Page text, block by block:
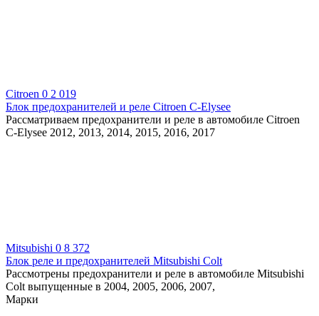
Citroen 0 2 019
Блок предохранителей и реле Citroen C-Elysee
Рассматриваем предохранители и реле в автомобиле Citroen
C-Elysee 2012, 2013, 2014, 2015, 2016, 2017
Mitsubishi 0 8 372
Блок реле и предохранителей Mitsubishi Colt
Рассмотрены предохранители и реле в автомобиле Mitsubishi
Colt выпущенные в 2004, 2005, 2006, 2007,
Марки